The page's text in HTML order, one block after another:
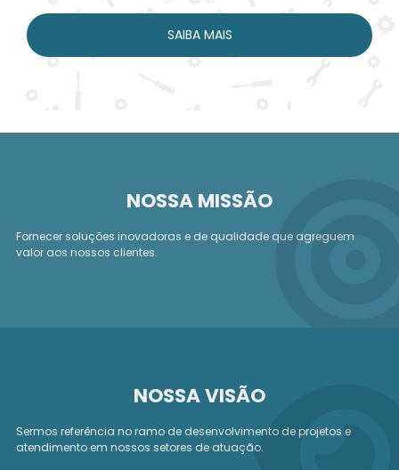
SAIBA MAIS
NOSSA MISSÃO
Fornecer soluções inovadoras e de qualidade que agreguem
valor aos nossos clientes.
NOSSA VISÃO
Sermos referência no ramo de desenvolvimento de projetos e
atendimento em nossos setores de atuação.